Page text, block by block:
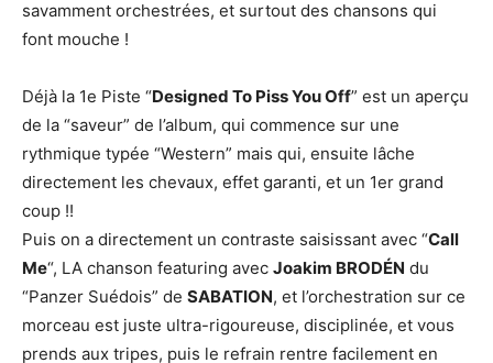
savamment orchestrées, et surtout des chansons qui
font mouche !
Déjà la 1e Piste “Designed To Piss You Off” est un aperçu
de la “saveur” de l’album, qui commence sur une
rythmique typée “Western” mais qui, ensuite lâche
directement les chevaux, effet garanti, et un 1er grand
coup !!
Puis on a directement un contraste saisissant avec “Call
Me“, LA chanson featuring avec Joakim BRODÉN du
“Panzer Suédois” de SABATION, et l’orchestration sur ce
morceau est juste ultra-rigoureuse, disciplinée, et vous
prends aux tripes, puis le refrain rentre facilement en